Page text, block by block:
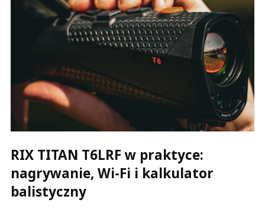
RIX TITAN T6LRF w praktyce:
nagrywanie, Wi-Fi i kalkulator
balistyczny